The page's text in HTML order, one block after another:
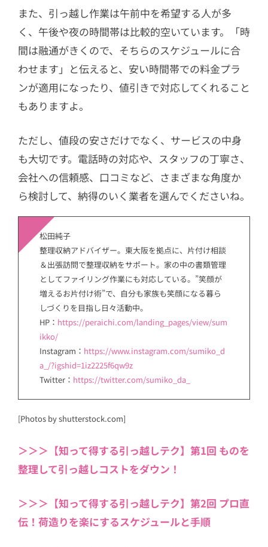
また、引っ越し作業は午前中を希望する人が多
く、午後や夜の時間帯は比較的空いています。「時
間は融通がきくので、そちらのスケジュールに合
わせます」と伝えると、安い時間帯での料金プラ
ンが適用になったり、値引きで対応してくれること
もありますよ。
ただし、値段の安さだけでなく、サービスの中身
も大切です。電話時の対応や、スタッフの丁寧さ、
会社への信頼感、口コミなど、さまざまな角度か
ら検討して、納得のいく業者を選んでくださいね。
松田純子
整理収納アドバイザー。東大阪を拠点に、片付け相談
＆出張訪問で整理収納をサポート。家の中の書類管理
としてファイリング作業にも対応している。”笑顔が
増えるお片付け術”で、自分も家族も笑顔になる暮ら
しづくりを目指し日々活動中。
HP： https://peraichi.com/landing_pages/view/sum
ikko/
Instagram： https://www.instagram.com/sumiko_d
a_/?igshid=1iz2225f6qw9z
Twitter： https://twitter.com/sumiko_da_
[Photos by shutterstock.com]
＞＞＞【知って得する引っ越しテク】第1回 ものを
整理して引っ越しコストをダウン！
＞＞＞【知って得する引っ越しテク】第2回 プロ直
伝！荷造りを楽にするスケジュールと手順